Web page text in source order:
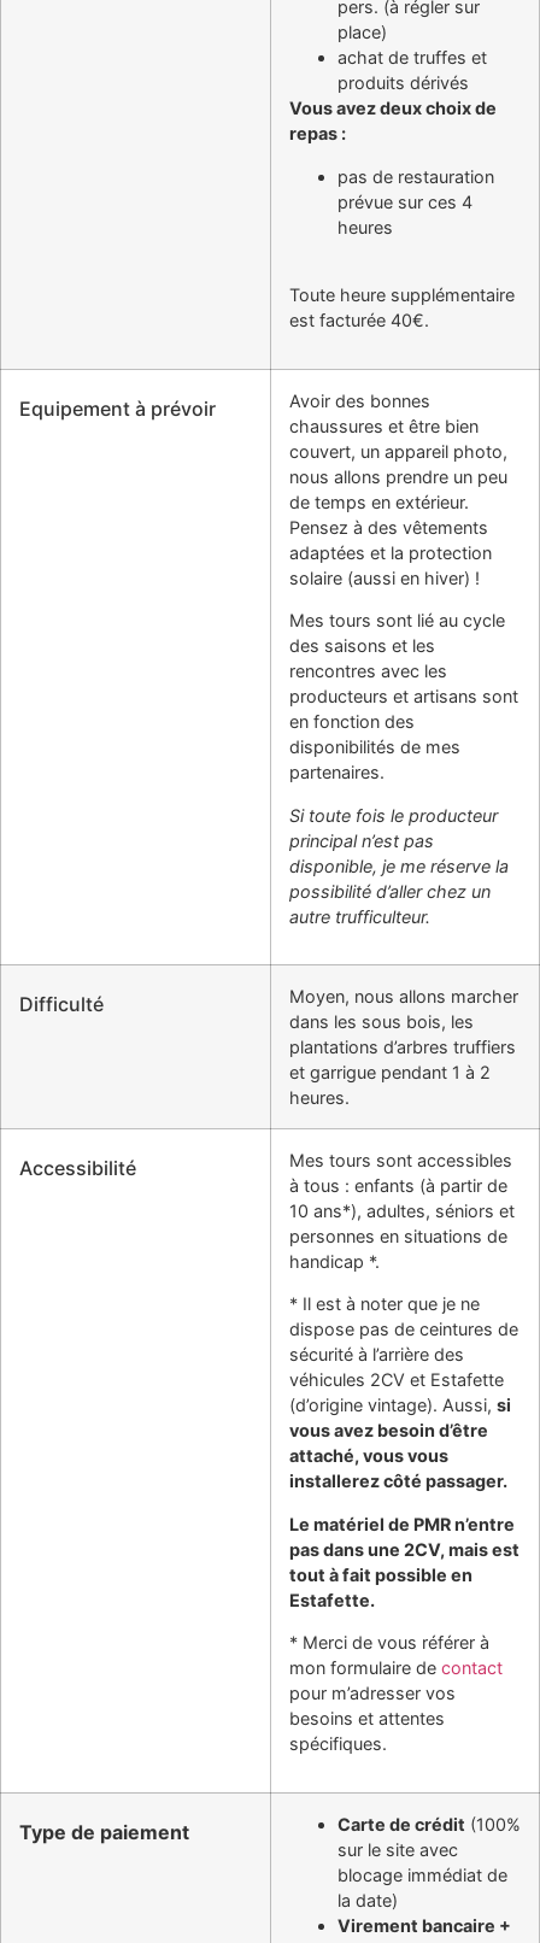
pers. (à régler sur
place)
achat de truffes et
produits dérivés
Vous avez deux choix de
repas :
pas de restauration
prévue sur ces 4
heures
Toute heure supplémentaire
est facturée 40€.
Equipement à prévoir
Avoir des bonnes
chaussures et être bien
couvert, un appareil photo,
nous allons prendre un peu
de temps en extérieur.
Pensez à des vêtements
adaptées et la protection
solaire (aussi en hiver) !
Mes tours sont lié au cycle
des saisons et les
rencontres avec les
producteurs et artisans sont
en fonction des
disponibilités de mes
partenaires.
Si toute fois le producteur
principal n’est pas
disponible, je me réserve la
possibilité d’aller chez un
autre trufficulteur.
Difficulté
Moyen, nous allons marcher
dans les sous bois, les
plantations d’arbres truffiers
et garrigue pendant 1 à 2
heures.
Accessibilité
Mes tours sont accessibles
à tous : enfants (à partir de
10 ans*), adultes, séniors et
personnes en situations de
handicap *.
* Il est à noter que je ne
dispose pas de ceintures de
sécurité à l’arrière des
véhicules 2CV et Estafette
(d’origine vintage). Aussi, si
vous avez besoin d’être
attaché, vous vous
installerez côté passager.
Le matériel de PMR n’entre
pas dans une 2CV, mais est
tout à fait possible en
Estafette.
* Merci de vous référer à
mon formulaire de contact
pour m’adresser vos
besoins et attentes
spécifiques.
Type de paiement Carte de crédit (100%
sur le site avec
blocage immédiat de
la date)
Virement bancaire +